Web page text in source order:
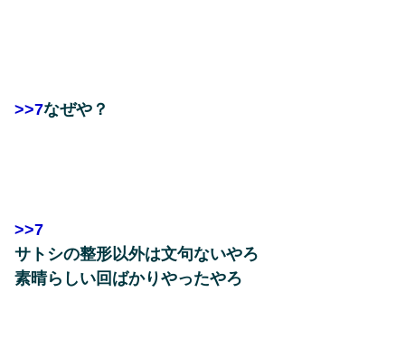
>>7なぜや？
>>7
サトシの整形以外は文句ないやろ
素晴らしい回ばかりやったやろ